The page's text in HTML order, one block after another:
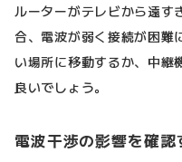
ルーターがテレビから遠す
合、電波が弱く接続が困難
い場所に移動するか、中継
良いでしょう。
電波干渉の影響を確認